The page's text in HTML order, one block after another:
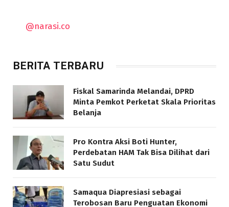
@narasi.co
BERITA TERBARU
Fiskal Samarinda Melandai, DPRD
Minta Pemkot Perketat Skala Prioritas
Belanja
Pro Kontra Aksi Boti Hunter,
Perdebatan HAM Tak Bisa Dilihat dari
Satu Sudut
Samaqua Diapresiasi sebagai
Terobosan Baru Penguatan Ekonomi